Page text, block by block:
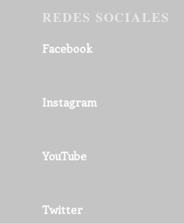
REDES SOCIALES
Facebook
Instagram
YouTube
Twitter